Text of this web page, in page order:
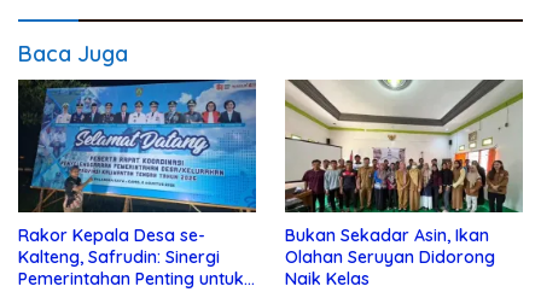
Baca Juga
Rakor Kepala Desa se-
Kalteng, Safrudin: Sinergi
Pemerintahan Penting untuk
Bukan Sekadar Asin, Ikan
Olahan Seruyan Didorong
Naik Kelas